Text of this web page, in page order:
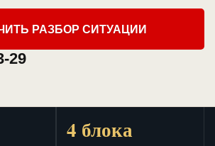
РАЗБОР СИТУАЦИИ
29
4 блока